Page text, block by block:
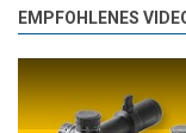
EMPFOHLENES